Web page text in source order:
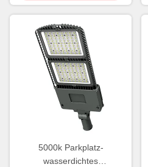
5000k Parkplatz-
wasserdichtes